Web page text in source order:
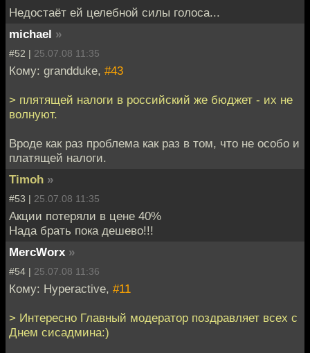
Недостаёт ей целебной силы голоса...
michael »
#52 | 25.07.08 11:35
Кому: grandduke, #43
> плятящей налоги в российский же бюджет - их не
волнуют.
Вроде как раз проблема как раз в том, что не особо и
платящей налоги.
Timoh »
#53 | 25.07.08 11:35
Акции потеряли в цене 40%
Нада брать пока дешево!!!
MercWorx »
#54 | 25.07.08 11:36
Кому: Hyperactive, #11
> Интересно Главный модератор поздравляет всех с
Днем сисадмина:)